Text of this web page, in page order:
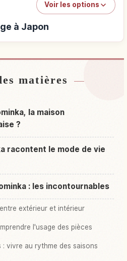
Voir les options
à Japon
près de Japon
à Japon↗
matières
la maison
?
racontent le mode de vie
: les incontournables
extérieur et intérieur
l'usage des pièces
: vivre au rythme des saisons